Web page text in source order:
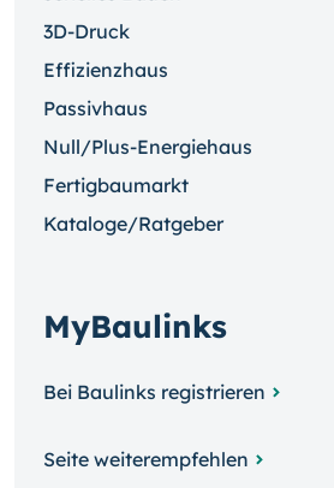
3D-Druck
Effizienzhaus
Passivhaus
Null/Plus-Energiehaus
Fertigbaumarkt
Kataloge/Ratgeber
MyBaulinks
Bei Baulinks registrieren
Seite weiterempfehlen